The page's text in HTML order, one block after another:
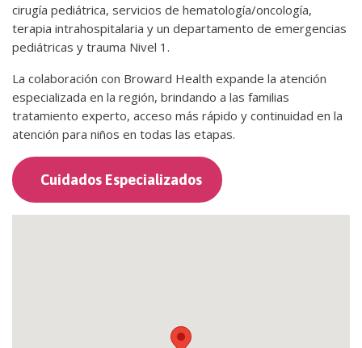
cirugía pediátrica, servicios de hematología/oncología,
terapia intrahospitalaria y un departamento de emergencias
pediátricas y trauma Nivel 1.
La colaboración con Broward Health expande la atención
especializada en la región, brindando a las familias
tratamiento experto, acceso más rápido y continuidad en la
atención para niños en todas las etapas.
Cuidados Especializados